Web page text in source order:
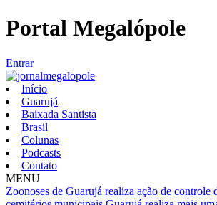
Portal Megalópole
Entrar
Início
Guarujá
Baixada Santista
Brasil
Colunas
Podcasts
Contato
MENU
Zoonoses de Guarujá realiza ação de controle